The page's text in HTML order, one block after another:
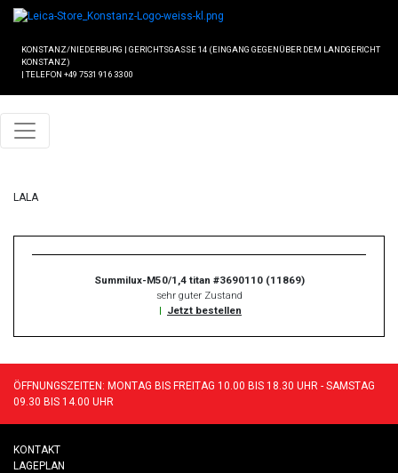
KONSTANZ/NIEDERBURG | GERICHTSGASSE 14 (EINGANG GEGENÜBER DEM LANDGERICHT
KONSTANZ)
| TELEFON +49 7531 916 33 00
LALA
Summilux-M50/1,4 titan #3690110 (11869)
sehr guter Zustand
| Jetzt bestellen
ÖFFNUNGSZEITEN: MONTAG BIS FREITAG 10.00 BIS 18.30 UHR - SAMSTAG
09.30 BIS 14.00 UHR
KONTAKT
LAGEPLAN